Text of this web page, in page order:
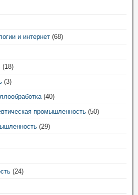
и интернет (68)
(18)
(3)
(40)
промышленность (50)
(29)
(24)